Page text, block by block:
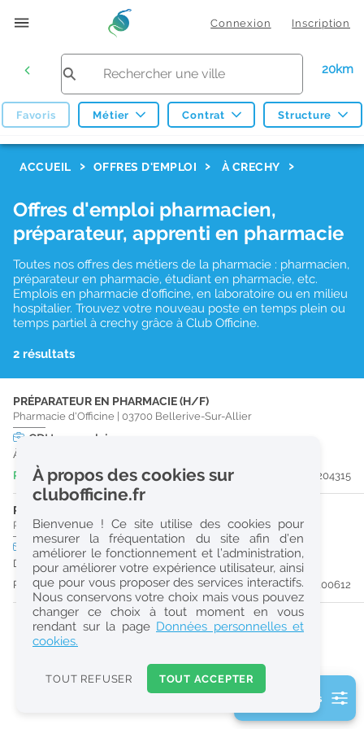
Connexion Inscription
20km
Favoris Métier Contrat Structure
Réinitialiser
Consulter les offres de la France d'outre-mer
ACCUEIL OFFRES D'EMPLOI À CRECHY
Offres d'emploi pharmacien,
préparateur, apprenti en pharmacie
Toutes nos offres des métiers de la pharmacie : pharmacien,
préparateur en pharmacie, étudiant en pharmacie, etc.
Emplois en pharmacie d'officine, en laboratoire ou en milieu
hospitalier. Trouvez votre nouveau poste en temps plein ou
temps partiel à crechy grâce à Club Officine.
2 résultats
PRÉPARATEUR EN PHARMACIE (H/F)
Pharmacie d'Officine 03700 Bellerive-Sur-Allier
CDI temps plein
À partir du 30/09/26
Publiée il y a 3 jour(s)
#204315
PRÉPARATEUR EN PHARMACIE (H/F)
Pharmacie d'Officine|03150 Saint-Gérand-Le-Puy
CDD temps plein Logement
Du 13/09/26 au 31/03/27
Publiée il y a 53 jour(s)
#200612
2 filtre(s) actifs
À propos des cookies sur
clubofficine.fr
Bienvenue ! Ce site utilise des cookies pour
mesurer la fréquentation du site afin d’en
améliorer le fonctionnement et l’administration,
pour améliorer votre expérience utilisateur, ainsi
que pour vous proposer des services interactifs.
Nous conservons votre choix mais vous pouvez
changer ce choix à tout moment en vous
rendant sur la page Données personnelles et
cookies.
TOUT REFUSER TOUT ACCEPTER